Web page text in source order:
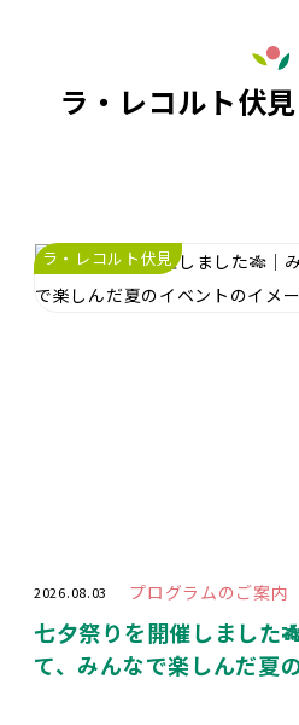
ラ・レコルト伏
ラ・レコルト伏見
2026.08.03 プログラムのご案内
七夕祭りを開催しました
て、みんなで楽しんだ夏